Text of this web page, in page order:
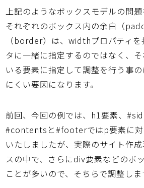
上記のようなボックスモデルの問題
それぞれのボックス内の余白（
（border）は、widthプロパティ
タに一緒に指定するのではなく、
いる要素に指定して調整を行う事
にくい要因になります。
前回、今回の例では、h1要素、
#contentsと#footerではp要素に対
いたしましたが、実際のサイト作
スの中で、さらにdiv要素などのボ
ことが多いので、そちらで調整しま